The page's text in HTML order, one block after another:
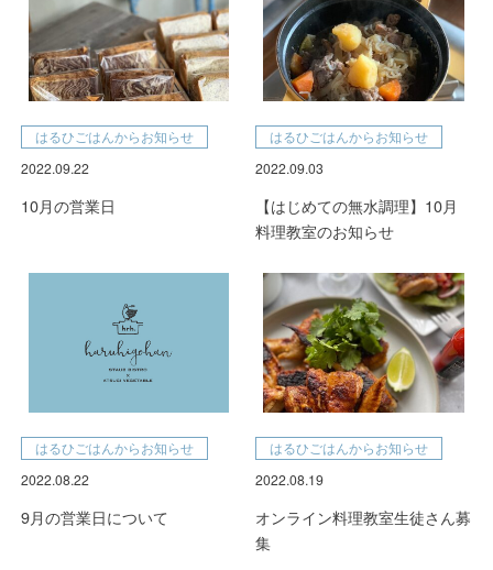
はるひごはんからお知らせ
2022.09.22
10月の営業日
はるひごはんからお知らせ
2022.09.03
【はじめての無水調理】10月
料理教室のお知らせ
はるひごはんからお知らせ
2022.08.22
9月の営業日について
はるひごはんからお知らせ
2022.08.19
オンライン料理教室生徒さん募
集